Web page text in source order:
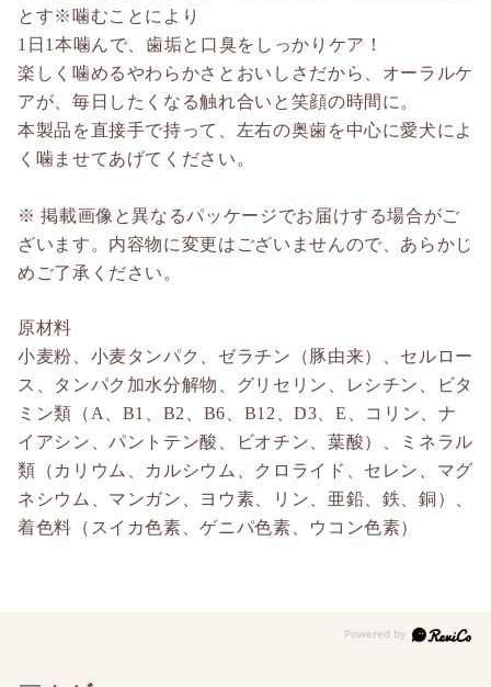
とす※噛むことにより
1日1本噛んで、歯垢と口臭をしっかりケア！
楽しく噛めるやわらかさとおいしさだから、オーラルケ
アが、毎日したくなる触れ合いと笑顔の時間に。
本製品を直接手で持って、左右の奥歯を中心に愛犬によ
く噛ませてあげてください。
※ 掲載画像と異なるパッケージでお届けする場合がご
ざいます。内容物に変更はございませんので、あらかじ
めご了承ください。
原材料
小麦粉、小麦タンパク、ゼラチン（豚由来）、セルロー
ス、タンパク加水分解物、グリセリン、レシチン、ビタ
ミン類（A、B1、B2、B6、B12、D3、E、コリン、ナ
イアシン、パントテン酸、ビオチン、葉酸）、ミネラル
類（カリウム、カルシウム、クロライド、セレン、マグ
ネシウム、マンガン、ヨウ素、リン、亜鉛、鉄、銅）、
着色料（スイカ色素、ゲニパ色素、ウコン色素）